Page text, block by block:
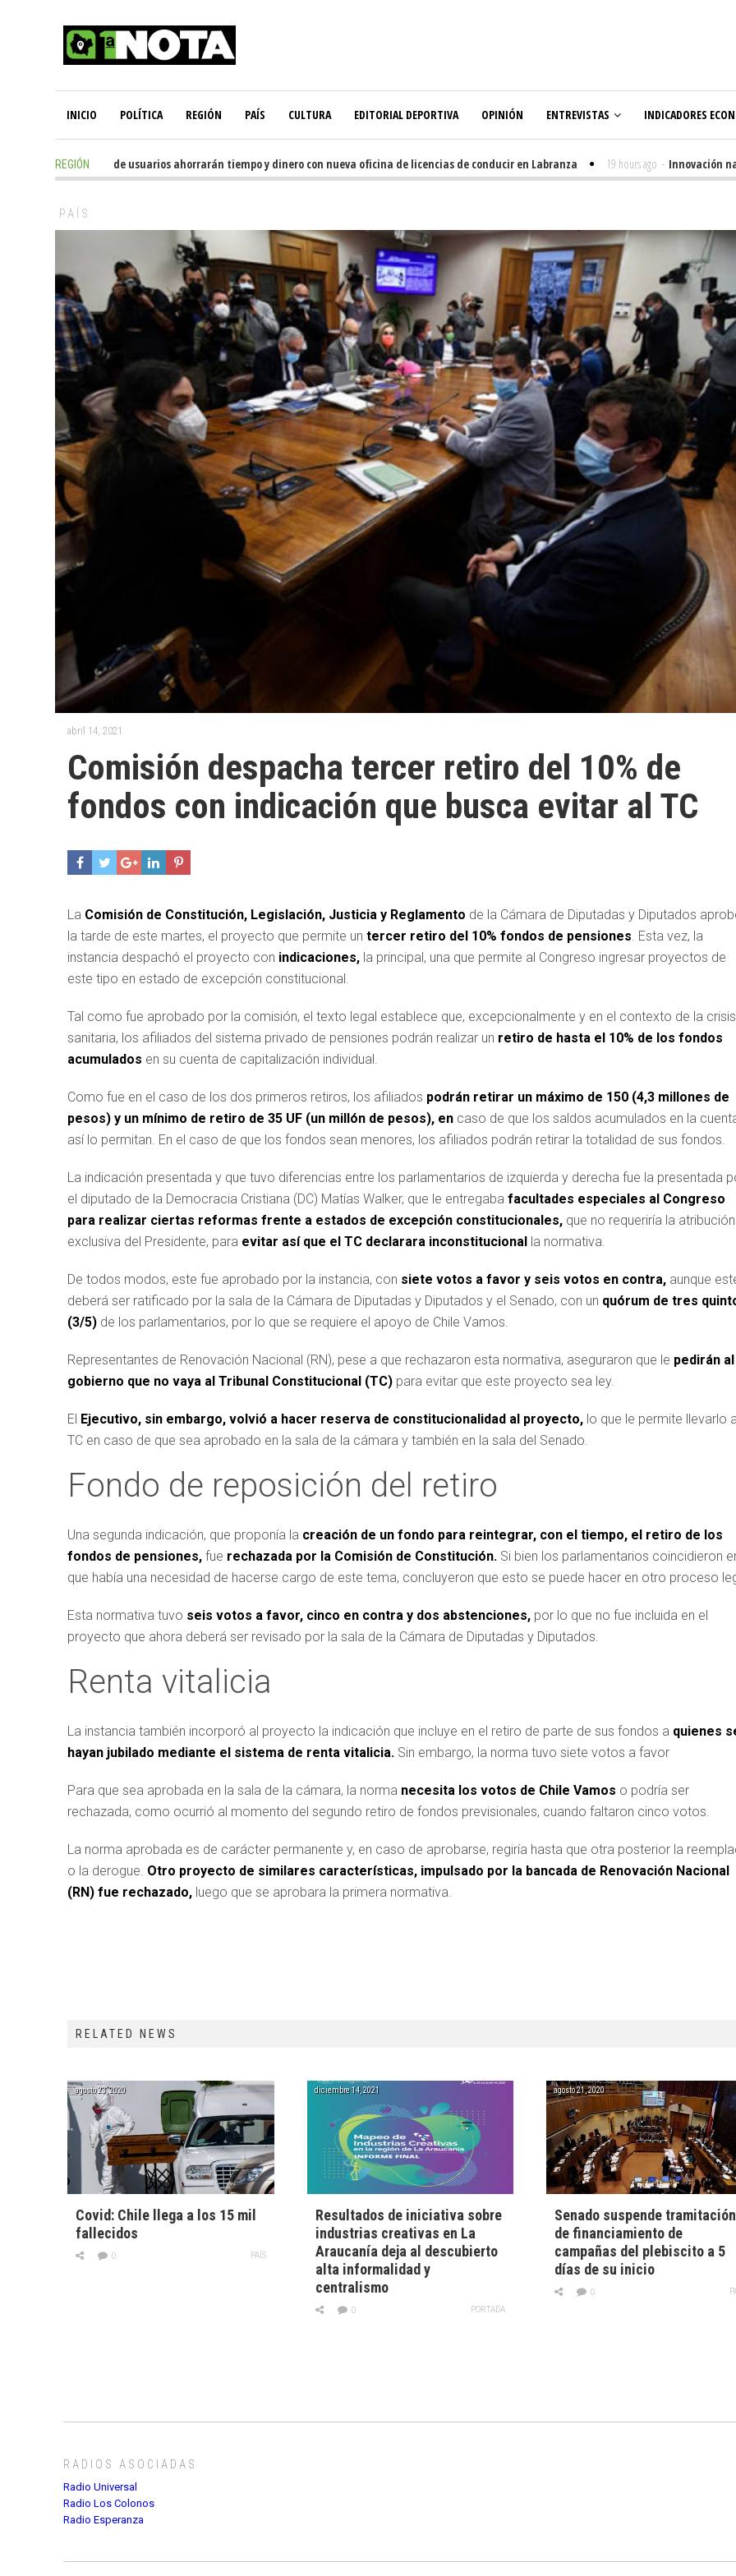
INICIO POLÍTICA REGIÓN PAÍS CULTURA EDITORIAL DEPORTIVA OPINIÓN ENTREVISTAS INDICADORES
REGIÓN
- Miles de usuarios ahorrarán tiempo y dinero con nueva oficina de licencias de conducir en Labranza 19 hours ago - Innovación
PAÍS
abril 14, 2021
Comisión despacha tercer retiro del 10% de
fondos con indicación que busca evitar al TC
La Comisión de Constitución, Legislación, Justicia y Reglamento de la Cámara de Diputadas y Diputados
la tarde de este martes, el proyecto que permite un tercer retiro del 10% fondos de pensiones. Esta vez, la
instancia despachó el proyecto con indicaciones, la principal, una que permite al Congreso ingresar proyectos de
este tipo en estado de excepción constitucional.
Tal como fue aprobado por la comisión, el texto legal establece que, excepcionalmente y en el contexto de la crisis
sanitaria, los afiliados del sistema privado de pensiones podrán realizar un retiro de hasta el 10% de los fondos
acumulados en su cuenta de capitalización individual.
Como fue en el caso de los dos primeros retiros, los afiliados podrán retirar un máximo de 150 (4,3 millones de
pesos) y un mínimo de retiro de 35 UF (un millón de pesos), en caso de que los saldos acumulados en la
así lo permitan. En el caso de que los fondos sean menores, los afiliados podrán retirar la totalidad de sus fondos.
La indicación presentada y que tuvo diferencias entre los parlamentarios de izquierda y derecha fue la presentada
el diputado de la Democracia Cristiana (DC) Matías Walker, que le entregaba facultades especiales al Congreso
para realizar ciertas reformas frente a estados de excepción constitucionales, que no requeriría la atribución
exclusiva del Presidente, para evitar así que el TC declarara inconstitucional la normativa.
De todos modos, este fue aprobado por la instancia, con siete votos a favor y seis votos en contra, aunque
deberá ser ratificado por la sala de la Cámara de Diputadas y Diputados y el Senado, con un quórum de tres
(3/5) de los parlamentarios, por lo que se requiere el apoyo de Chile Vamos.
Representantes de Renovación Nacional (RN), pese a que rechazaron esta normativa, aseguraron que le pedirán al
gobierno que no vaya al Tribunal Constitucional (TC) para evitar que este proyecto sea ley.
El Ejecutivo, sin embargo, volvió a hacer reserva de constitucionalidad al proyecto, lo que le permite llevarlo
TC en caso de que sea aprobado en la sala de la cámara y también en la sala del Senado.
Fondo de reposición del retiro
Una segunda indicación, que proponía la creación de un fondo para reintegrar, con el tiempo, el retiro de los
fondos de pensiones, fue rechazada por la Comisión de Constitución. Si bien los parlamentarios coincidieron
que había una necesidad de hacerse cargo de este tema, concluyeron que esto se puede hacer en otro proceso
Esta normativa tuvo seis votos a favor, cinco en contra y dos abstenciones, por lo que no fue incluida en el
proyecto que ahora deberá ser revisado por la sala de la Cámara de Diputadas y Diputados.
Renta vitalicia
La instancia también incorporó al proyecto la indicación que incluye en el retiro de parte de sus fondos a quienes
hayan jubilado mediante el sistema de renta vitalicia. Sin embargo, la norma tuvo siete votos a favor
Para que sea aprobada en la sala de la cámara, la norma necesita los votos de Chile Vamos o podría ser
rechazada, como ocurrió al momento del segundo retiro de fondos previsionales, cuando faltaron cinco votos.
La norma aprobada es de carácter permanente y, en caso de aprobarse, regiría hasta que otra posterior la
o la derogue. Otro proyecto de similares características, impulsado por la bancada de Renovación Nacional
(RN) fue rechazado, luego que se aprobara la primera normativa.
RELATED NEWS
agosto 23, 2020
Covid: Chile llega a los 15 mil
fallecidos
PAÍS
0
diciembre 14, 2021
Resultados de iniciativa sobre
industrias creativas en La
Araucanía deja al descubierto
alta informalidad y
centralismo
PORTADA
0
agosto 21, 2020
Senado suspende tramitación
de financiamiento de
campañas del plebiscito a 5
días de su inicio
0
RADIOS ASOCIADAS
Radio Universal
Radio Los Colonos
Radio Esperanza